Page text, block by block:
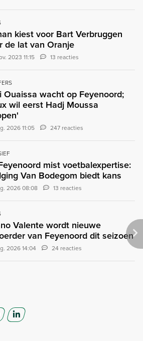
kiest voor Bart Verbruggen
de lat van Oranje
2023 11:15 13 reacties
Ouaissa wacht op Feyenoord;
wil eerst Hadj Moussa
2026 11:05 247 reacties
mist voetbalexpertise:
Van Bodegom biedt kans
2026 08:08 13 reacties
Valente wordt nieuwe
van Feyenoord dit seizoen
2026 14:04 24 reacties